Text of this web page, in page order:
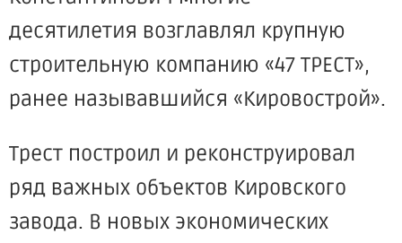
десятилетия возглавлял крупную
строительную компанию «47 ТРЕСТ»,
ранее называвшийся «Кировострой».
Трест построил и реконструировал
ряд важных объектов Кировского
завода. В новых экономических